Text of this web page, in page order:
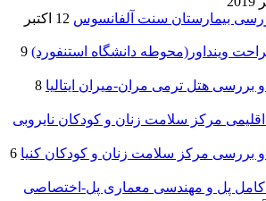
بیمارستان سنت آلفانسوس
12 اکتبر
وینداور(محوطه دانشگاه استنفورد) 9
و بررسی هتل ترمی مران-میران ایتالیا 8
مرکز سلامت زنان و کودکان نایروبی
و بررسی مرکز سلامت زنان و کودکان کنیا 6
پل و مهندسی معماری پل-اختصاصی